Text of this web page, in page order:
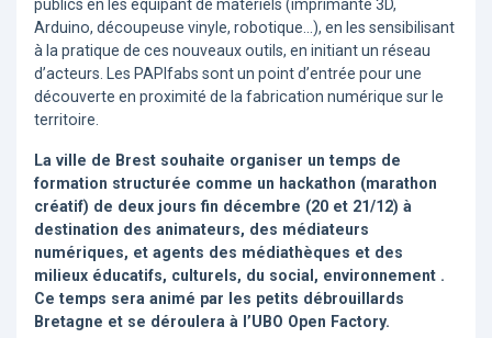
publics en les équipant de matériels (imprimante 3D,
Arduino, découpeuse vinyle, robotique…), en les sensibilisant
à la pratique de ces nouveaux outils, en initiant un réseau
d’acteurs. Les PAPIfabs sont un point d’entrée pour une
découverte en proximité de la fabrication numérique sur le
territoire.
La ville de Brest souhaite organiser un temps de
formation structurée comme un hackathon (marathon
créatif) de deux jours fin décembre (20 et 21/12) à
destination des animateurs, des médiateurs
numériques, et agents des médiathèques et des
milieux éducatifs, culturels, du social, environnement .
Ce temps sera animé par les petits débrouillards
Bretagne et se déroulera à l’UBO Open Factory.